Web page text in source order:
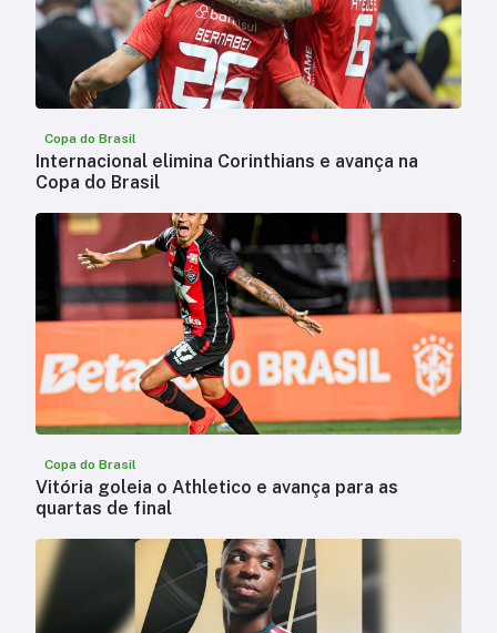
Copa do Brasil
Internacional elimina Corinthians e avança na
Copa do Brasil
Copa do Brasil
Vitória goleia o Athletico e avança para as
quartas de final